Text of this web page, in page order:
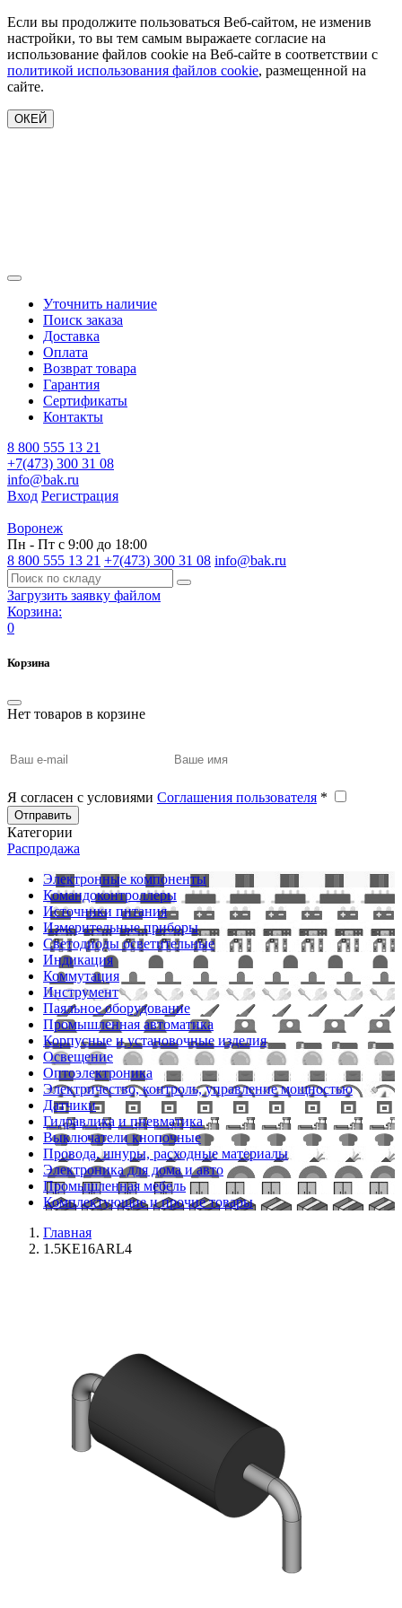
Если вы продолжите пользоваться Веб-сайтом, не изменив
настройки, то вы тем самым выражаете согласие на
использование файлов cookie на Веб-сайте в соответствии с
политикой использования файлов cookie, размещенной на
сайте.
ОКЕЙ
Уточнить наличие
Поиск заказа
Доставка
Оплата
Возврат товара
Гарантия
Сертификаты
Контакты
8 800 555 13 21
+7(473) 300 31 08
info@bak.ru
Вход Регистрация
Воронеж
Пн - Пт с 9:00 до 18:00
8 800 555 13 21 +7(473) 300 31 08 info@bak.ru
Загрузить заявку файлом
Корзина:
0
Корзина
Нет товаров в корзине
Я согласен с условиями Соглашения пользователя *
Отправить
Категории
Распродажа
Электронные компоненты
Командоконтроллеры
Источники питания
Измерительные приборы
Светодиоды осветительные
Индикация
Коммутация
Инструмент
Паяльное оборудование
Промышленная автоматика
Корпусные и установочные изделия
Освещение
Оптоэлектроника
Электричество, контроль, управление мощностью
Датчики
Гидравлика и пневматика
Выключатели кнопочные
Провода, шнуры, расходные материалы
Электроника для дома и авто
Промышленная мебель
Комплектующие и прочие товары
Главная
1.5KE16ARL4